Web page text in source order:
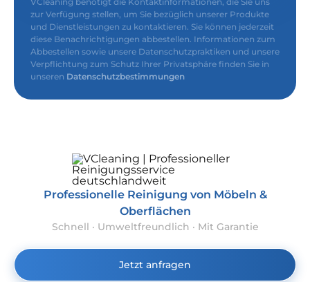
zur Verfügung stellen, um Sie bezüglich unserer Produkte
und Dienstleistungen zu kontaktieren. Sie können jederzeit
diese Benachrichtigungen abbestellen. Informationen zum
Abbestellen sowie unsere Datenschutzpraktiken und unsere
Verpflichtung zum Schutz Ihrer Privatsphäre finden Sie in
unseren Datenschutzbestimmungen
Professionelle Reinigung von Möbeln &
Oberflächen
Schnell · Umweltfreundlich · Mit Garantie
Jetzt anfragen